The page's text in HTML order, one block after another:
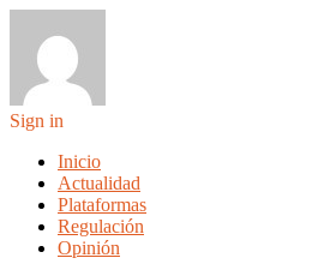
Sign in
Inicio
Actualidad
Plataformas
Regulación
Opinión